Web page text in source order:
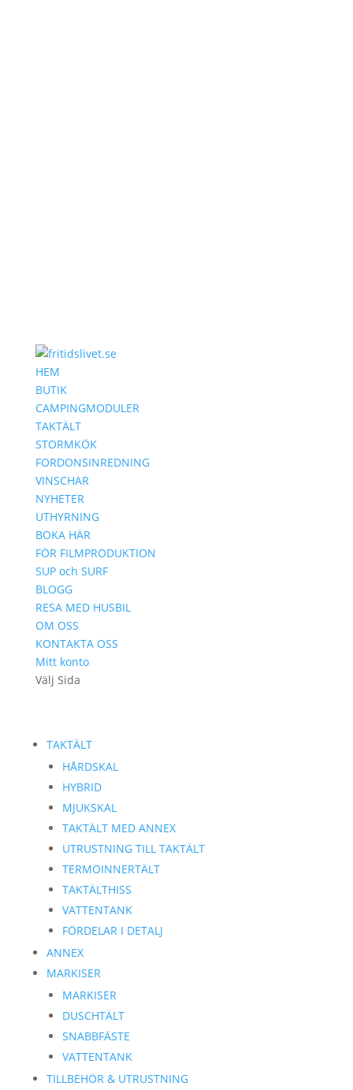
HEM
BUTIK
CAMPINGMODULER
TAKTÄLT
STORMKÖK
FORDONSINREDNING
VINSCHAR
NYHETER
UTHYRNING
BOKA HÄR
FÖR FILMPRODUKTION
SUP och SURF
BLOGG
RESA MED HUSBIL
OM OSS
KONTAKTA OSS
Mitt konto
Välj Sida
TAKTÄLT
HÅRDSKAL
HYBRID
MJUKSKAL
TAKTÄLT MED ANNEX
UTRUSTNING TILL TAKTÄLT
TERMOINNERTÄLT
TAKTÄLTHISS
VATTENTANK
FÖRDELAR I DETALJ
ANNEX
MARKISER
MARKISER
DUSCHTÄLT
SNABBFÄSTE
VATTENTANK
TILLBEHÖR & UTRUSTNING